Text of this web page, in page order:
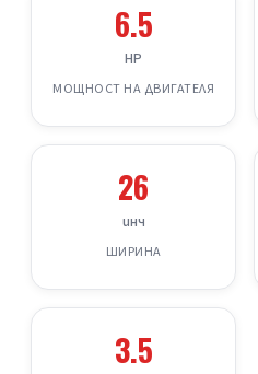
6.5
HP
МОЩНОСТ НА ДВИГАТЕЛЯ
26
инч
ШИРИНА
3.5